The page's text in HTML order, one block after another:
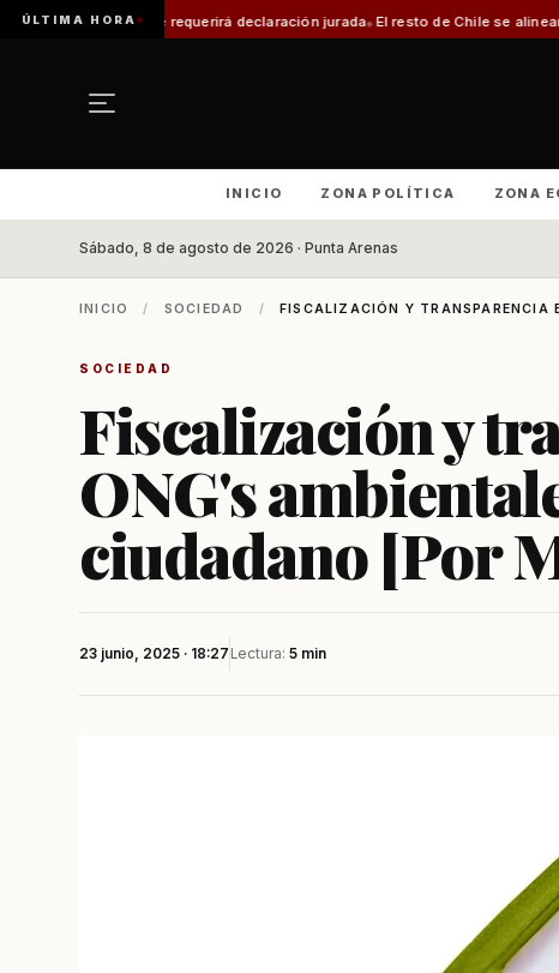
ÚLTIMA HORA
requerirá declaración jurada El resto de Chile se alineará con
INICIO ZONA POLÍTICA ZONA
Sábado, 8 de agosto de 2026 · Punta Arenas
INICIO / SOCIEDAD / FISCALIZACIÓN Y TRANSPARENCIA
SOCIEDAD
Fiscalización y
ONG's
ciudadano [Por
23 junio, 2025 · 18:27 Lectura: 5 min